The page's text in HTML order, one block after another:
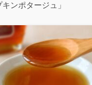
ンポタージュ」